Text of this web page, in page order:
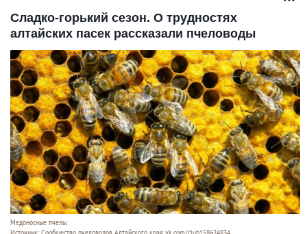
Сладко-горький сезон. О трудностях
алтайских пасек рассказали пчеловоды
Медоносные пчелы.